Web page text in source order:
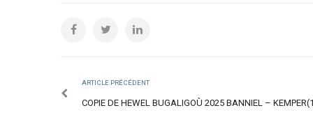
ARTICLE PRÉCÉDENT
COPIE DE HEWEL BUGALIGOÙ 2025 BANNIEL –